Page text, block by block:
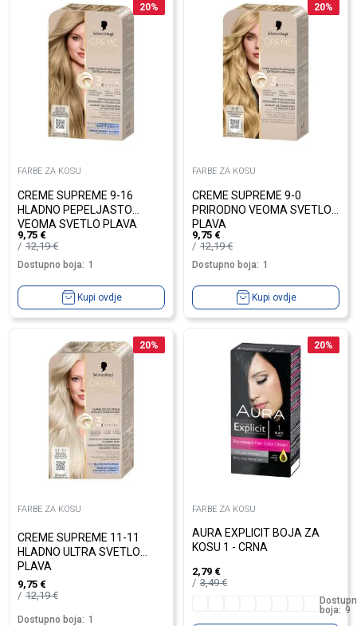
20%
FARBE ZA KOSU
CREME SUPREME 9-16
HLADNO PEPELJASTO
VEOMA SVETLO PLAVA
9,75 €
12,19€
Dostupno boja: 1
Kupi ovdje
20%
FARBE ZA KOSU
CREME SUPREME 9-0
PRIRODNO VEOMA SVETLO
PLAVA
9,75 €
12,19€
Dostupno boja: 1
Kupi ovdje
20%
FARBE ZA KOSU
CREME SUPREME 11-11
HLADNO ULTRA SVETLO
PLAVA
9,75 €
12,19€
Dostupno boja: 1
20%
FARBE ZA KOSU
AURA EXPLICIT BOJA ZA
KOSU 1 - CRNA
2,79 €
3,49€
boja: 9